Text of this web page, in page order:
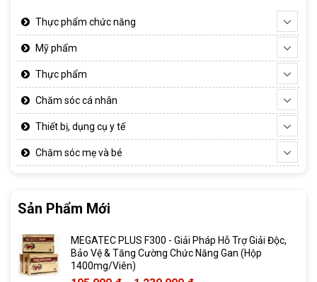
Thực phẩm chức năng
Mỹ phẩm
Thực phẩm
Chăm sóc cá nhân
Thiết bị, dụng cụ y tế
Chăm sóc mẹ và bé
Sản Phẩm Mới
MEGATEC PLUS F300 - Giải Pháp Hỗ Trợ Giải Độc,
Bảo Vệ & Tăng Cường Chức Năng Gan (Hộp
1400mg/Viên)